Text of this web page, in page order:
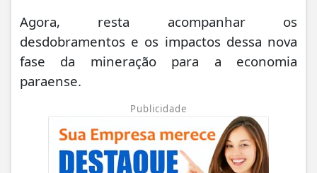
Agora, resta acompanhar os
desdobramentos e os impactos dessa nova
fase da mineração para a economia
paraense.
Publicidade